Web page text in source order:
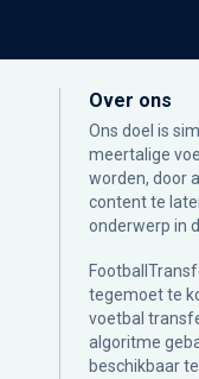
Over ons
Ons doel is
meertalige
worden, door
content te
onderwerp in
tegemoet te
voetbal
algoritme
beschikbaar